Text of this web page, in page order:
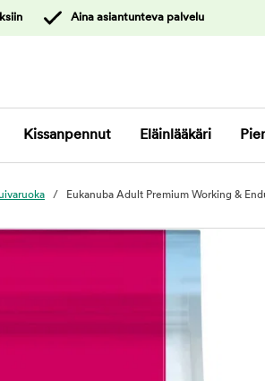
Aina asiantunteva palvelu
Kissanpennut Eläinlääkäri
Eukanuba Adult Premium Working &